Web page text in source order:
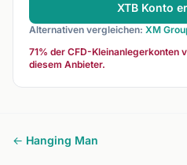
XTB Konto
Alternativen vergleichen: XM
71% der CFD-Kleinanlegerkonten
diesem Anbieter.
← Hanging Man